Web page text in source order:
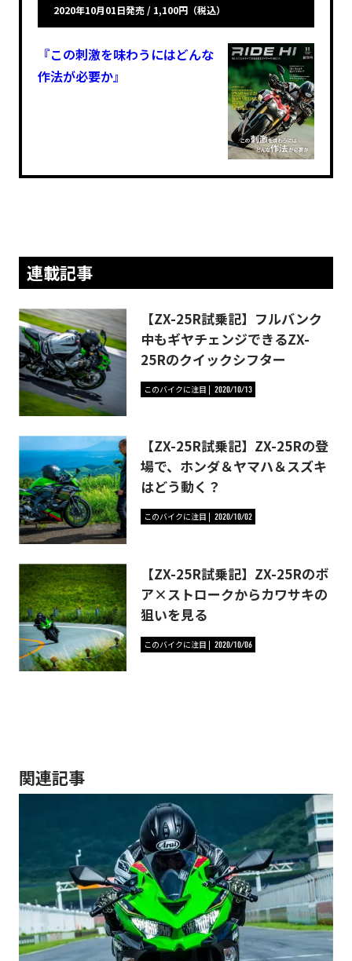
2020年10月01日発売 / 1,100円（税込）
『この刺激を味わうにはどんな
作法が必要か』
連載記事
【ZX-25R試乗記】フルバンク
中もギヤチェンジできるZX-
25Rのクイックシフター
このバイクに注目 2020/10/13
【ZX-25R試乗記】ZX-25Rの登
場で、ホンダ＆ヤマハ＆スズキ
はどう動く？
このバイクに注目 2020/10/02
【ZX-25R試乗記】ZX-25Rのボ
ア×ストロークからカワサキの
狙いを見る
このバイクに注目 2020/10/06
関連記事